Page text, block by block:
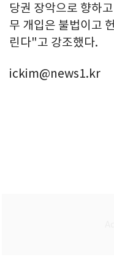
당권 장악으로 향하
무 개입은 불법이고
린다"고 강조했다.
ickim@news1.kr